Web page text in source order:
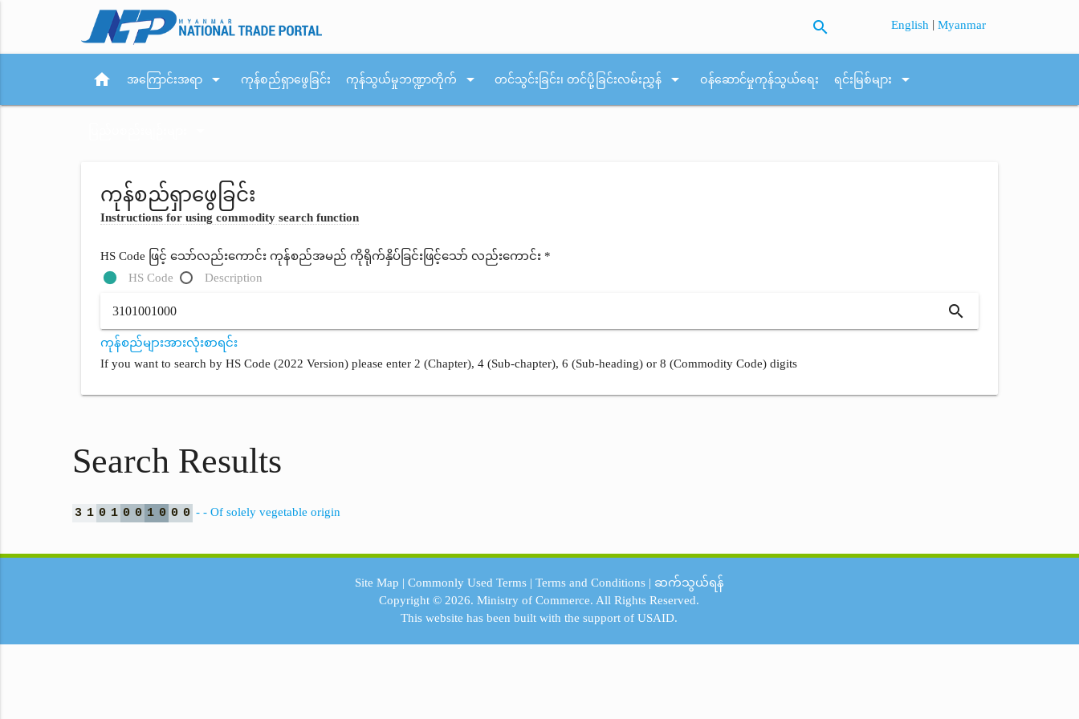
search English |Myanmar
home အကြောင်းအရာ arrow_drop_down ကုန်စည်ရှာဖွေခြင်း ကုန်သွယ်မှုဘဏ္ဍာတိုက် arrow_drop_down တင်သွင်းခြင်း၊ တင်ပို့ခြင်းလမ်းညွှန် arrow_drop_down ဝန်ဆောင်မှုကုန်သွယ်ရေး ရင်းမြစ်များ arrow_drop_down
ကုန်စည်ရှာဖွေခြင်း
Instructions for using commodity search function
HS Code ဖြင့် သော်လည်းကောင်း ကုန်စည်အမည် ကိုရိုက်နှိပ်ခြင်းဖြင့်သော် လည်းကောင်း *
HS Code
Description
search
ကုန်စည်များအားလုံးစာရင်း
If you want to search by HS Code (2022 Version) please enter 2 (Chapter), 4 (Sub-chapter), 6 (Sub-heading) or 8 (Commodity Code) digits
Search Results
3 1 0 1 0 0 1 0 0 0 - - Of solely vegetable origin
Site Map | Commonly Used Terms| Terms and Conditions| ဆက်သွယ်ရန်
Copyright © 2026.Ministry of Commerce. All Rights Reserved.
This website has been built with the support ofUSAID.